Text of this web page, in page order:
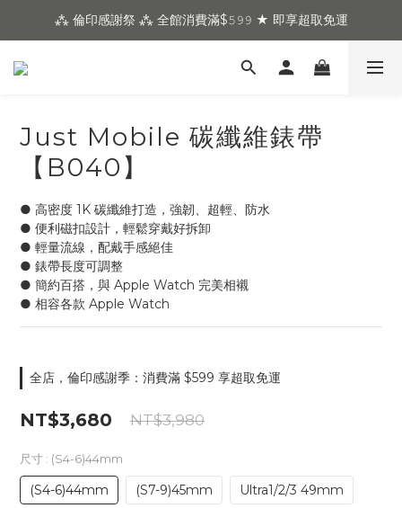
⁂ 倫印感謝祭 ⁂ 全館消費滿$𝟻𝟿𝟿 ★ 即享超取免運
Just Mobile 碳纖維錶帶
【B040】
● 高密度 1K 碳纖維打造，強韌、超輕、防水
● 便利磁扣設計，輕鬆穿戴好拆卸
● 輕量流線，配戴手感絕佳
● 錶帶長度可調整
● 簡約百搭，與 Apple Watch 完美相襯
● 相容各款 Apple Watch
全店，倫印感謝季：消費滿 $599 享超取免運
NT$3,680 NT$3,980
尺寸 : (S4-6)44mm
(S4-6)44mm (S7-9)45mm Ultra1/2/3 49mm